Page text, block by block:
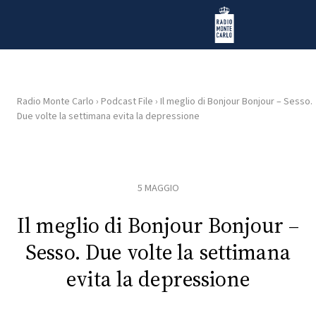
Radio Monte Carlo
HOME
RADIO
PLAYLIST
Radio Monte Carlo › Podcast File › Il meglio di Bonjour Bonjour – Sesso.
Due volte la settimana evita la depressione
5 MAGGIO
Il meglio di Bonjour Bonjour –
Sesso. Due volte la settimana
evita la depressione